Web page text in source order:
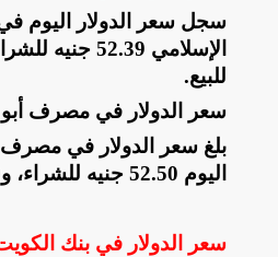
سجل سعر الدولار اليوم
للبيع.
سعر الدولار في مصرف
بلغ سعر الدولار في مصرف
اليوم 52.50 جنيه للشراء، و52.60 جنيه للبيع
سعر الدولار في بنك